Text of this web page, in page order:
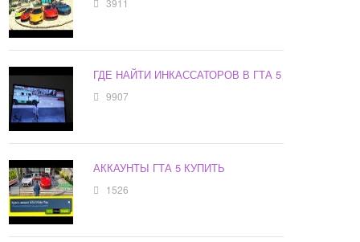
3911
ГДЕ НАЙТИ ИНКАССАТОРОВ В ГТА 5
9907
АККАУНТЫ ГТА 5 КУПИТЬ
1526